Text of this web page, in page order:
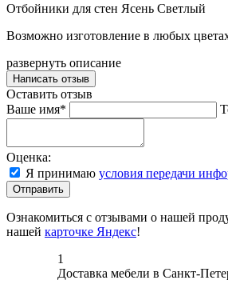
Отбойники для стен Ясень Светлый
Возможно изготовление в любых
развернуть описание
Написать отзыв
Оставить отзыв
Ваше имя*
Оценка:
Я принимаю условия передачи
Отправить
Ознакомиться с отзывами о нашей
нашей карточке Яндекс!
1
Доставка мебели в Санкт-